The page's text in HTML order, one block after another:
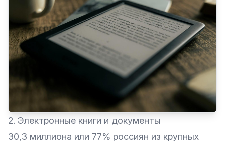
2. Электронные книги и документы
30,3 миллиона или 77% россиян из крупных